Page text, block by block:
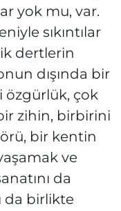
yok mu, var.
sıkıntılar
dertlerin
dışında bir
özgürlük, çok
zihin, birbirini
bir kentin
ve
da
da birlikte